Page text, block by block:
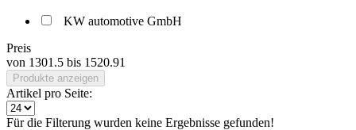
KW automotive GmbH
Preis
von 1301.5 bis 1520.91
Produkte anzeigen
Artikel pro Seite:
Für die Filterung wurden keine Ergebnisse gefunden!